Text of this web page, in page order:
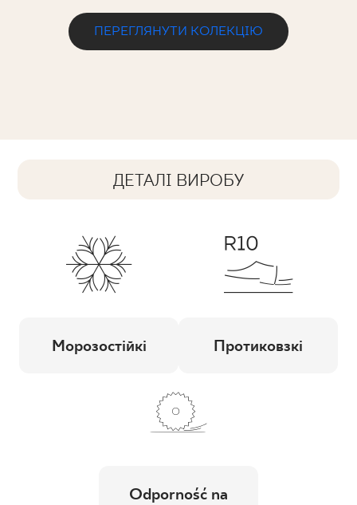
ПЕРЕГЛЯНУТИ КОЛЕКЦІЮ
ДЕТАЛІ ВИРОБУ
Морозостійкі Протиковзкі
Odporność na